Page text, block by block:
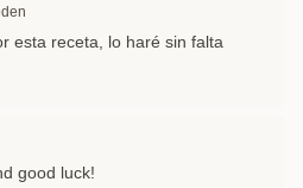
esta receta, lo haré sin falta
good luck!